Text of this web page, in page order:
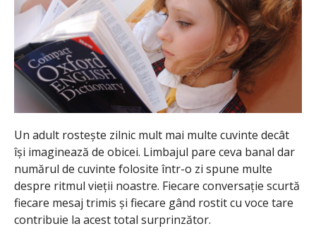
Un adult rostește zilnic mult mai multe cuvinte decât
își imaginează de obicei. Limbajul pare ceva banal dar
numărul de cuvinte folosite într-o zi spune multe
despre ritmul vieții noastre. Fiecare conversație scurtă
fiecare mesaj trimis și fiecare gând rostit cu voce tare
contribuie la acest total surprinzător.